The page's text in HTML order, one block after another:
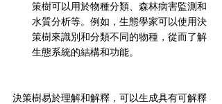
策樹可以用於物種分類、森林病害監測和
水質分析等。例如，生態學家可以使用決
策樹來識別和分類不同的物種，從而了解
生態系統的結構和功能。
決策樹易於理解和解釋，可以生成具有可解釋